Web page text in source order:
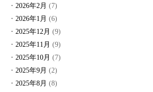
2026年2月 (7)
2026年1月 (6)
2025年12月 (9)
2025年11月 (9)
2025年10月 (7)
2025年9月 (2)
2025年8月 (8)